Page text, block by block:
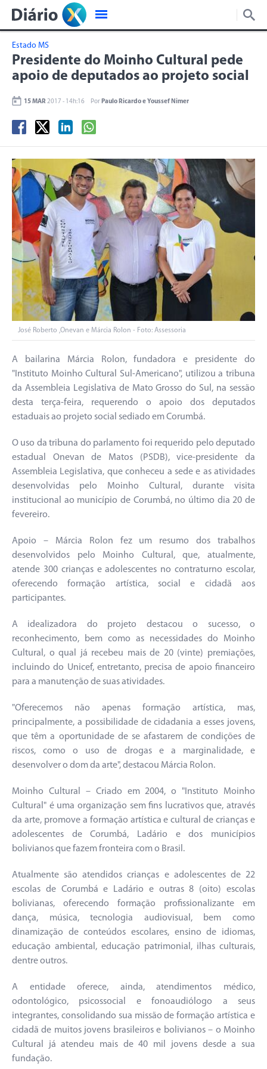
Estado MS
Presidente do Moinho Cultural pede
apoio de deputados ao projeto social
15 MAR 2017 - 14h:16 Por Paulo Ricardo e Youssef Nimer
José Roberto ,Onevan e Márcia Rolon - Foto: Assessoria
A bailarina Márcia Rolon, fundadora e presidente do
"Instituto Moinho Cultural Sul-Americano", utilizou a tribuna
da Assembleia Legislativa de Mato Grosso do Sul, na sessão
desta terça-feira, requerendo o apoio dos deputados
estaduais ao projeto social sediado em Corumbá.
O uso da tribuna do parlamento foi requerido pelo deputado
estadual Onevan de Matos (PSDB), vice-presidente da
Assembleia Legislativa, que conheceu a sede e as atividades
desenvolvidas pelo Moinho Cultural, durante visita
institucional ao município de Corumbá, no último dia 20 de
fevereiro.
Apoio – Márcia Rolon fez um resumo dos trabalhos
desenvolvidos pelo Moinho Cultural, que, atualmente,
atende 300 crianças e adolescentes no contraturno escolar,
oferecendo formação artística, social e cidadã aos
participantes.
A idealizadora do projeto destacou o sucesso, o
reconhecimento, bem como as necessidades do Moinho
Cultural, o qual já recebeu mais de 20 (vinte) premiações,
incluindo do Unicef, entretanto, precisa de apoio financeiro
para a manutenção de suas atividades.
"Oferecemos não apenas formação artística, mas,
principalmente, a possibilidade de cidadania a esses jovens,
que têm a oportunidade de se afastarem de condições de
riscos, como o uso de drogas e a marginalidade, e
desenvolver o dom da arte", destacou Márcia Rolon.
Moinho Cultural – Criado em 2004, o "Instituto Moinho
Cultural" é uma organização sem fins lucrativos que, através
da arte, promove a formação artística e cultural de crianças e
adolescentes de Corumbá, Ladário e dos municípios
bolivianos que fazem fronteira com o Brasil.
Atualmente são atendidos crianças e adolescentes de 22
escolas de Corumbá e Ladário e outras 8 (oito) escolas
bolivianas, oferecendo formação profissionalizante em
dança, música, tecnologia audiovisual, bem como
dinamização de conteúdos escolares, ensino de idiomas,
educação ambiental, educação patrimonial, ilhas culturais,
dentre outros.
A entidade oferece, ainda, atendimentos médico,
odontológico, psicossocial e fonoaudiólogo a seus
integrantes, consolidando sua missão de formação artística e
cidadã de muitos jovens brasileiros e bolivianos – o Moinho
Cultural já atendeu mais de 40 mil jovens desde a sua
fundação.